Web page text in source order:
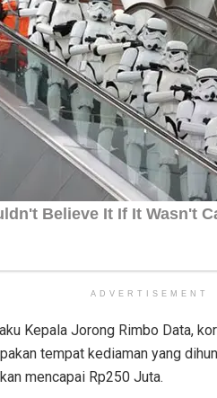
ADVERTISEMENT
Kepala Jorong Rimbo Data,
tempat kediaman yang
mencapai Rp250 Juta.